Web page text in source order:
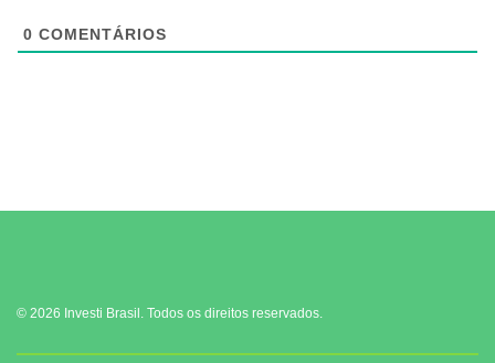
0 COMENTÁRIOS
© 2026 Investi Brasil. Todos os direitos reservados.